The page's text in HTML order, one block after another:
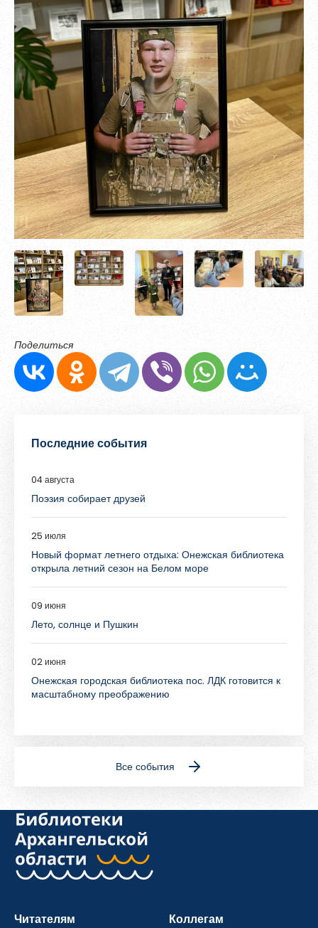
Поделиться
Последние события
04 августа
Поэзия собирает друзей
25 июля
Новый формат летнего отдыха: Онежская библиотека
открыла летний сезон на Белом море
09 июня
Лето, солнце и Пушкин
02 июня
Онежская городская библиотека пос. ЛДК готовится к
масштабному преображению
Все события
Читателям Коллегам